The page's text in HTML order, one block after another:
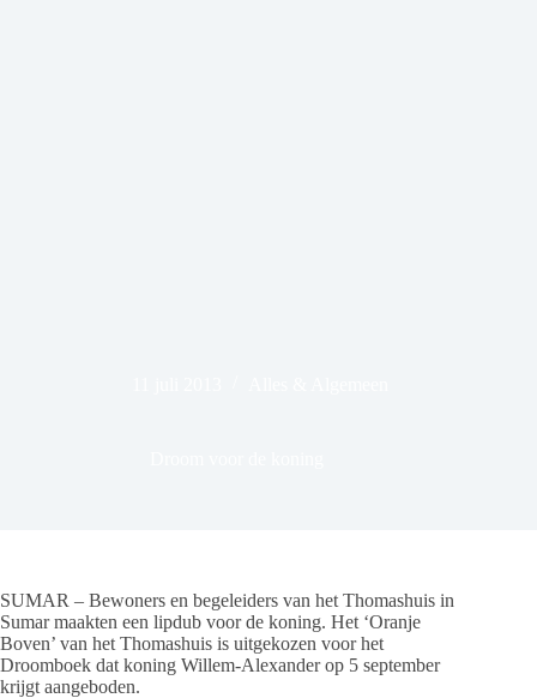
SUMAR – Bewoners en begeleiders van het Thomashuis in
Sumar maakten een lipdub voor de koning. Het ‘Oranje
Boven’ van het Thomashuis is uitgekozen voor het
Droomboek dat koning Willem-Alexander op 5 september
krijgt aangeboden.